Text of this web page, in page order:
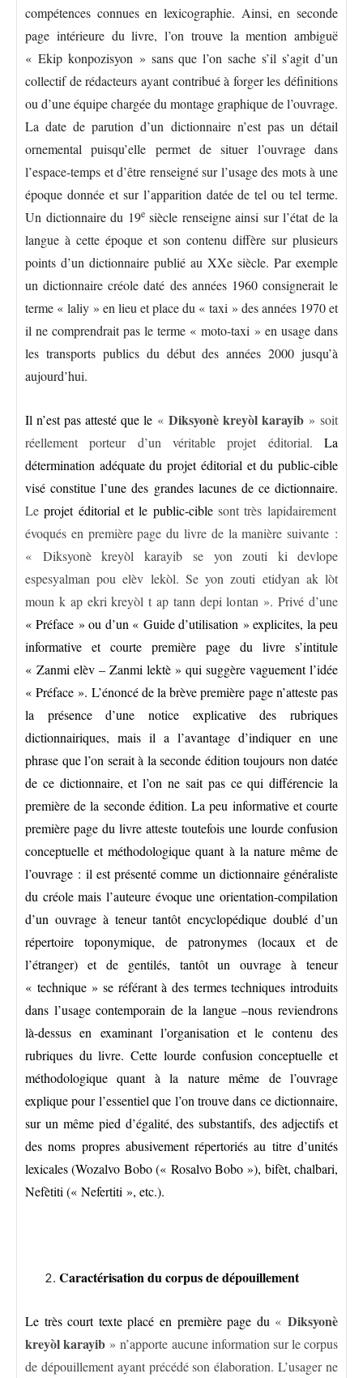
compétences connues en lexicographie. Ainsi, en seconde
page intérieure du livre, l’on trouve la mention ambiguë
« Ekip konpozisyon » sans que l’on sache s’il s’agit d’un
collectif de rédacteurs ayant contribué à forger les définitions
ou d’une équipe chargée du montage graphique de l’ouvrage.
La date de parution d’un dictionnaire n’est pas un détail
ornemental puisqu’elle permet de situer l’ouvrage dans
l’espace-temps et d’être renseigné sur l’usage des mots à une
époque donnée et sur l’apparition datée de tel ou tel terme.
Un dictionnaire du 19esiècle renseigne ainsi sur l’état de la
langue à cette époque et son contenu diffère sur plusieurs
points d’un dictionnaire publié au XXe siècle. Par exemple
un dictionnaire créole daté des années 1960 consignerait le
terme « laliy » en lieu et place du « taxi » des années 1970 et
il ne comprendrait pas le terme « moto-taxi » en usage dans
les transports publics du début des années 2000 jusqu’à
aujourd’hui.
Il n’est pas attesté que le « Diksyonè kreyòl karayib» soit
réellement porteur d’un véritable projet éditorial. La
détermination adéquate du projet éditorial et du public-cible
visé constitue l’une des grandes lacunes de ce dictionnaire.
Leprojet éditorial et le public-ciblesont très lapidairement
évoqués en première page du livre de la manière suivante :
« Diksyonè kreyòl karayib se yon zouti ki devlope
espesyalman pou elèv lekòl. Se yon zouti etidyan ak lòt
moun k ap ekri kreyòl t ap tann depi lontan ». Privé d’une
« Préface » ou d’un « Guide d’utilisation » explicites, la peu
informative et courte première page du livre s’intitule
« Zanmi elèv – Zanmi lektè » qui suggère vaguement l’idée
« Préface ». L’énoncé de la brève première page n’atteste pas
la présence d’une notice explicative des rubriques
dictionnairiques, mais il a l’avantage d’indiquer en une
phrase que l’on serait à la seconde édition toujours non datée
de ce dictionnaire, et l’on ne sait pas ce qui différencie la
première de la seconde édition. La peu informative et courte
première page du livre atteste toutefois une lourde confusion
conceptuelle et méthodologique quant à la nature même de
l’ouvrage : il est présenté comme un dictionnaire généraliste
du créole mais l’auteure évoque une orientation-compilation
d’un ouvrage à teneur tantôt encyclopédique doublé d’un
répertoire toponymique, de patronymes (locaux et de
l’étranger) et de gentilés, tantôt un ouvrage à teneur
« technique » se référant à des termes techniques introduits
dans l’usage contemporain de la langue –nous reviendrons
là-dessus en examinant l’organisation et le contenu des
rubriques du livre. Cette lourde confusion conceptuelle et
méthodologique quant à la nature même de l’ouvrage
explique pour l’essentiel que l’on trouve dans ce dictionnaire,
sur un même pied d’égalité, des substantifs, des adjectifs et
des noms propres abusivement répertoriés au titre d’unités
lexicales (Wozalvo Bobo (« Rosalvo Bobo »), bifèt, chalbari,
Nefètiti (« Nefertiti », etc.).
Caractérisation du corpus de dépouillement
Le très court texte placé en première page du «Diksyonè
kreyòl karayib » n’apporte aucune information sur le corpus
de dépouillement ayant précédé son élaboration. L’usager ne